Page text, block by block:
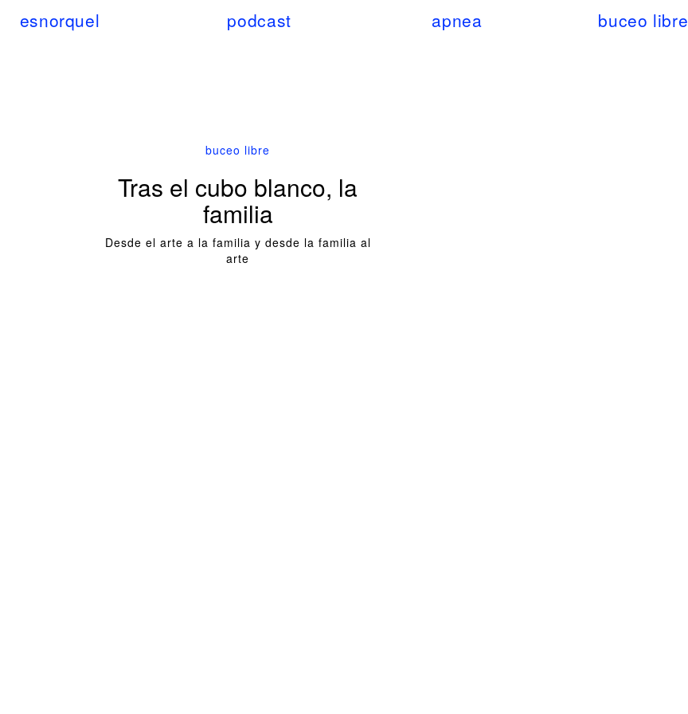
esnorquel podcast apnea buceo libre
buceo libre
Tras el cubo blanco, la
familia
Desde el arte a la familia y desde la familia al
arte